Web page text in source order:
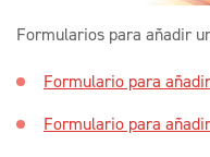
Formularios para añadir
Formulario para
Formulario para